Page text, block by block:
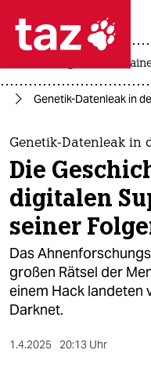
 taz
themen
politik
öko
gesellschaft
kultur
sport
berlin
krieg in der
Genetik-Datenleak in
Genetik-Datenleak in
Die
digitalen
seiner
Das
großen Rätsel der
einem Hack landeten
Darknet.
1.4.2025 20:13 Uhr